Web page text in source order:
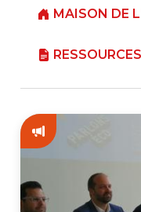
MAISON DE
RESSOURCES